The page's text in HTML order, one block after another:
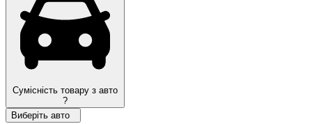
Сумісність товару з авто
?
Виберіть авто